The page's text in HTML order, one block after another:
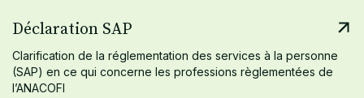
Déclaration SAP
Clarification de la réglementation des services à la personne
(SAP) en ce qui concerne les professions règlementées de
l’ANACOFI